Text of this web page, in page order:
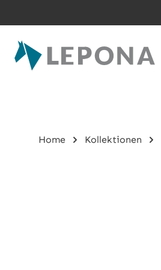
Home Kollektionen